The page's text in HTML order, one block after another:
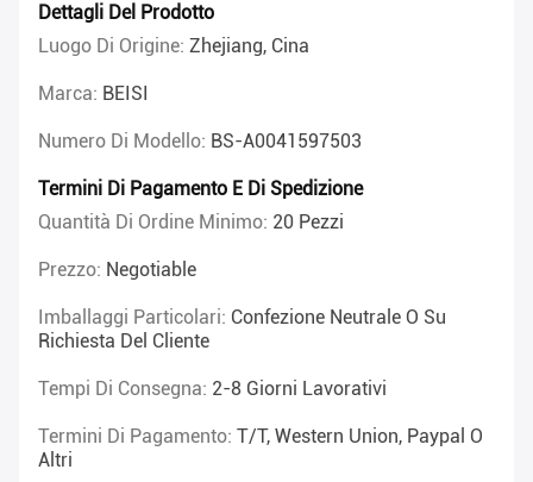
Dettagli Del Prodotto
Luogo Di Origine: Zhejiang, Cina
Marca: BEISI
Numero Di Modello: BS-A0041597503
Termini Di Pagamento E Di Spedizione
Quantità Di Ordine Minimo: 20 Pezzi
Prezzo: Negotiable
Imballaggi Particolari: Confezione Neutrale O Su
Richiesta Del Cliente
Tempi Di Consegna: 2-8 Giorni Lavorativi
Termini Di Pagamento: T/T, Western Union, Paypal O
Altri